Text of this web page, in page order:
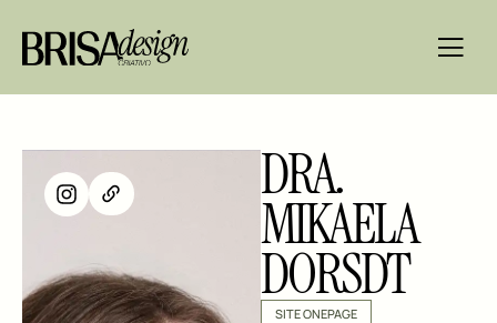
DRA.
MIKAELA
DORSDT
SITE ONEPAGE